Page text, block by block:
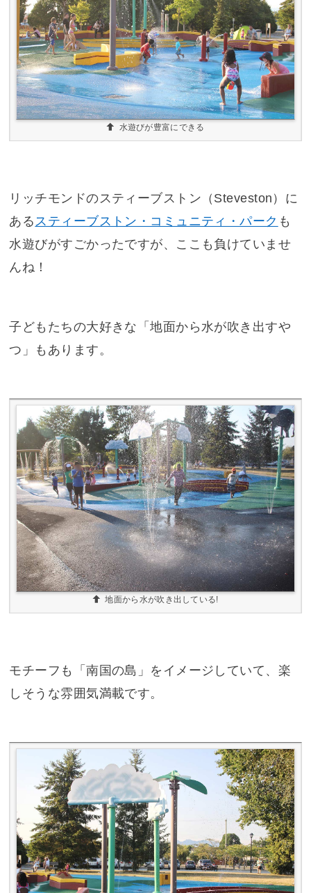
水遊びが豊富にできる
リッチモンドのスティーブストン（Steveston）に
あるスティーブストン・コミュニティ・パーク も
水遊びがすごかったですが、ここも負けていませ
んね！
子どもたちの大好きな「地面から水が吹き出すや
つ」もあります。
地面から水が吹き出している!
モチーフも「南国の島」をイメージしていて、楽
しそうな雰囲気満載です。